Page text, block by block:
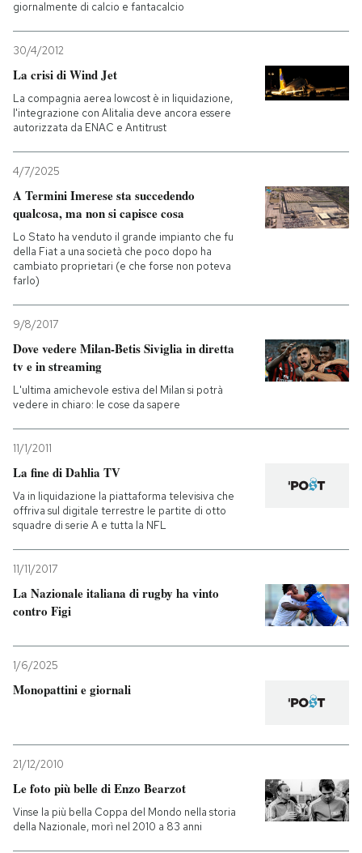
giornalmente di calcio e fantacalcio
30/4/2012
La crisi di Wind Jet
La compagnia aerea lowcost è in liquidazione,
l'integrazione con Alitalia deve ancora essere
autorizzata da ENAC e Antitrust
4/7/2025
A Termini Imerese sta succedendo
qualcosa, ma non si capisce cosa
Lo Stato ha venduto il grande impianto che fu
della Fiat a una società che poco dopo ha
cambiato proprietari (e che forse non poteva
farlo)
9/8/2017
Dove vedere Milan-Betis Siviglia in diretta
tv e in streaming
L'ultima amichevole estiva del Milan si potrà
vedere in chiaro: le cose da sapere
11/1/2011
La fine di Dahlia TV
Va in liquidazione la piattaforma televisiva che
offriva sul digitale terrestre le partite di otto
squadre di serie A e tutta la NFL
11/11/2017
La Nazionale italiana di rugby ha vinto
contro Figi
1/6/2025
Monopattini e giornali
21/12/2010
Le foto più belle di Enzo Bearzot
Vinse la più bella Coppa del Mondo nella storia
della Nazionale, morì nel 2010 a 83 anni